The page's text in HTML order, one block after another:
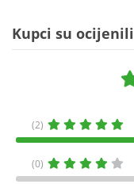
Kupci su ocijenili
(2)
(0)